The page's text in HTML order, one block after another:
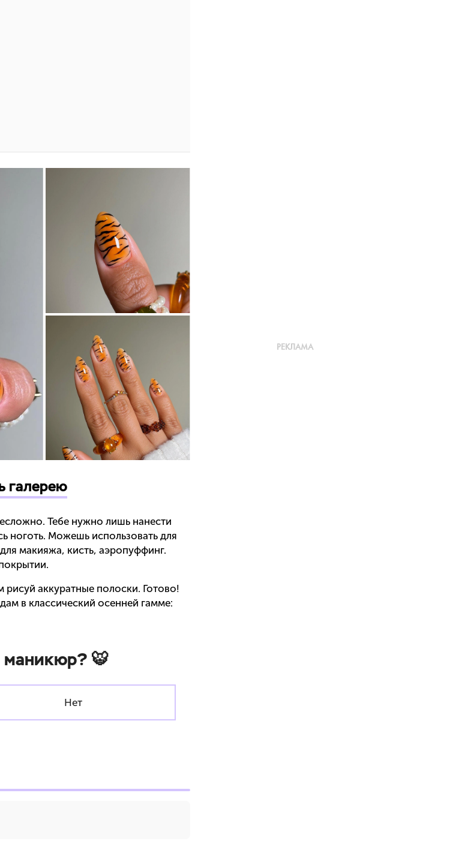
галерею
Тебе нужно лишь нанести
ноготь. Можешь использовать для
макияжа, кисть, аэропуффинг.
аккуратные полоски. Готово!
в классический осенней гамме:
маникюр? 🐯
Нет